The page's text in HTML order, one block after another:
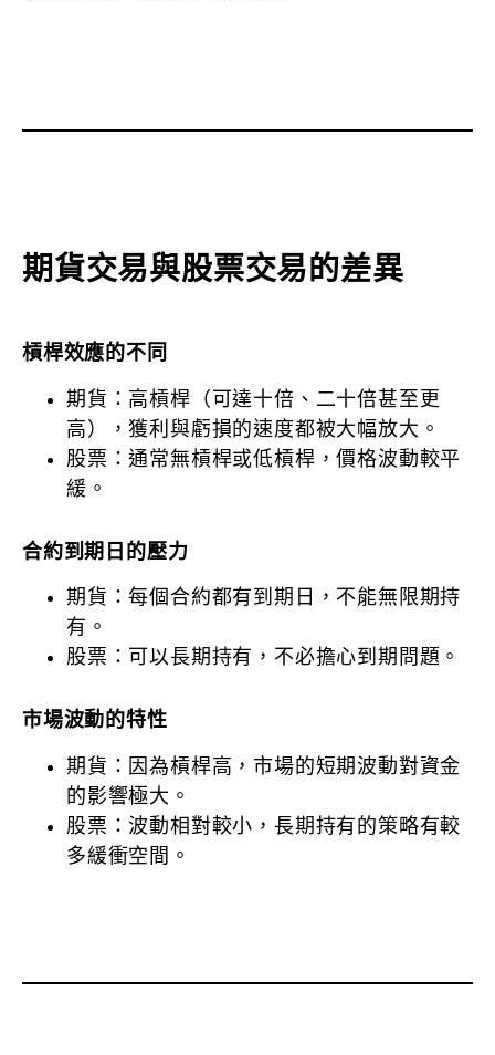
期貨交易與股票交易的差異
槓桿效應的不同
期貨：高槓桿（可達十倍、二十倍甚至更
高），獲利與虧損的速度都被大幅放大。
股票：通常無槓桿或低槓桿，價格波動較平
緩。
合約到期日的壓力
期貨：每個合約都有到期日，不能無限期持
有。
股票：可以長期持有，不必擔心到期問題。
市場波動的特性
期貨：因為槓桿高，市場的短期波動對資金
的影響極大。
股票：波動相對較小，長期持有的策略有較
多緩衝空間。